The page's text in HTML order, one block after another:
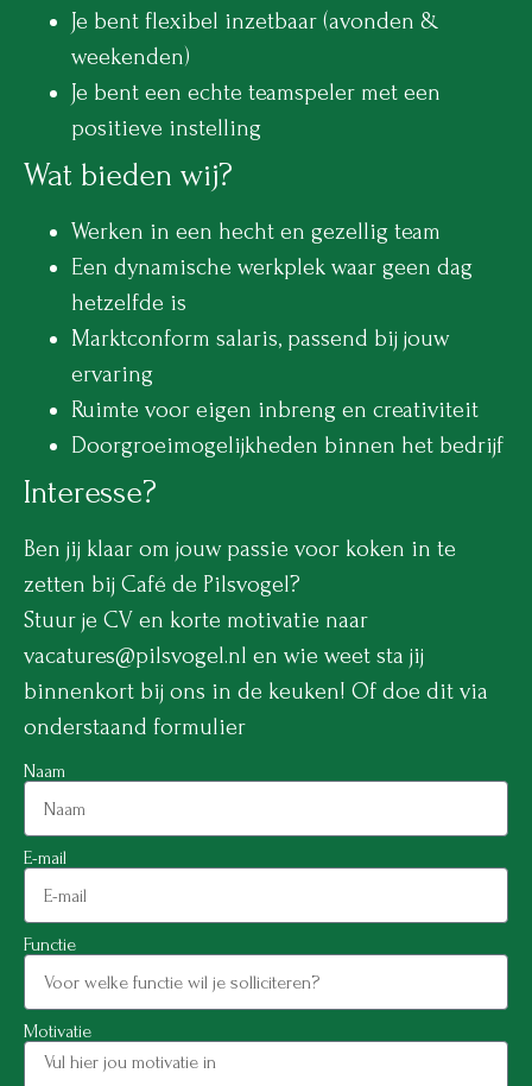
Je bent flexibel inzetbaar (avonden &
weekenden)
Je bent een echte teamspeler met een
positieve instelling
Wat bieden wij?
Werken in een hecht en gezellig team
Een dynamische werkplek waar geen dag
hetzelfde is
Marktconform salaris, passend bij jouw
ervaring
Ruimte voor eigen inbreng en creativiteit
Doorgroeimogelijkheden binnen het bedrijf
Interesse?
Ben jij klaar om jouw passie voor koken in te
zetten bij Café de Pilsvogel?
Stuur je CV en korte motivatie naar
vacatures@pilsvogel.nl en wie weet sta jij
binnenkort bij ons in de keuken! Of doe dit via
onderstaand formulier
Naam
E-mail
Functie
Motivatie